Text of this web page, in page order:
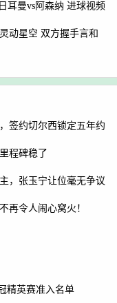
耳曼vs阿森纳 进球视频
动星空 双方握手言和
签约切尔西锁定五年约
程碑稳了
，张玉宁让位毫无争议
再令人闹心窝火！
精英赛准入名单